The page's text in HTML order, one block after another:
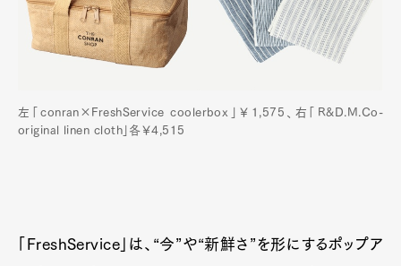
左「conran×FreshService coolerbox」￥1,575、右「R&D.M.Co-
original linen cloth」各￥4,515
「FreshService」は、“今”や“新鮮さ”を形にするポップア